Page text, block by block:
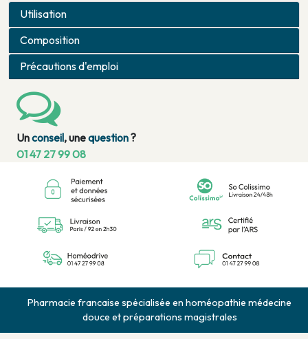
Utilisation
Composition
Précautions d'emploi
Unconseil, unequestion?
01 47 27 99 08
Pharmacie francaise spécialisée en homéopathie médecine
douce et préparations magistrales